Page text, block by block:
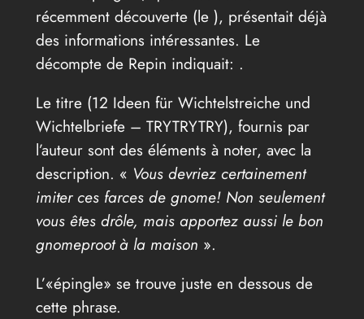
récemment découverte (le ), présentait déjà
des informations intéressantes. Le
décompte de Repin indiquait: .
Le titre (12 Ideen für Wichtelstreiche und
Wichtelbriefe – TRYTRYTRY), fournis par
l’auteur sont des éléments à noter, avec la
description. « Vous devriez certainement
imiter ces farces de gnome! Non seulement
vous êtes drôle, mais apportez aussi le bon
gnomeproot à la maison ».
L’«épingle» se trouve juste en dessous de
cette phrase.